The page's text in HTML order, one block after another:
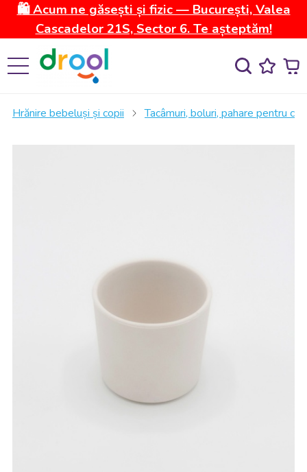
🛍️ Acum ne găsești și fizic — București, Valea
Cascadelor 21S, Sector 6. Te așteptăm!
Hrănire bebeluși și copii Tacâmuri, boluri, pahare pentru